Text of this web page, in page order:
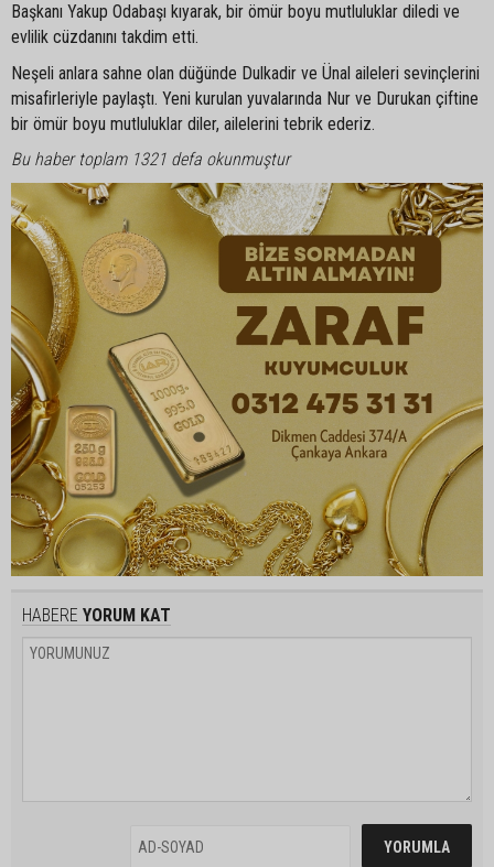
Başkanı Yakup Odabaşı kıyarak, bir ömür boyu mutluluklar diledi ve
evlilik cüzdanını takdim etti.
Neşeli anlara sahne olan düğünde Dulkadir ve Ünal aileleri sevinçlerini
misafirleriyle paylaştı. Yeni kurulan yuvalarında Nur ve Durukan çiftine
bir ömür boyu mutluluklar diler, ailelerini tebrik ederiz.
Bu haber toplam 1321 defa okunmuştur
HABERE YORUM KAT